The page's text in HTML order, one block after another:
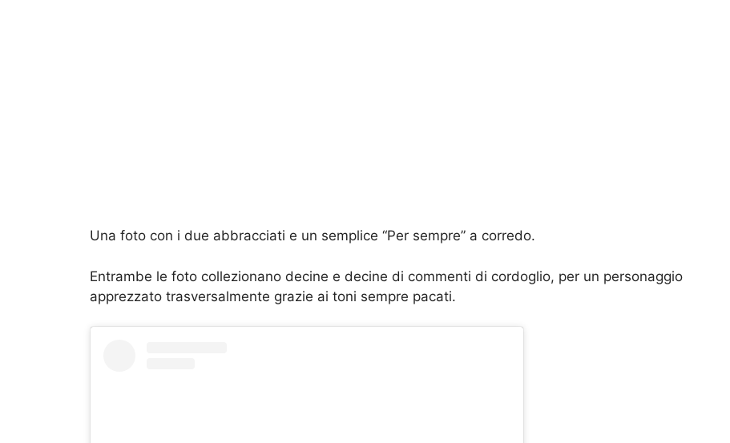
Una foto con i due abbracciati e un semplice “Per sempre” a corredo.
Entrambe le foto collezionano decine e decine di commenti di cordoglio, per un personaggio
apprezzato trasversalmente grazie ai toni sempre pacati.